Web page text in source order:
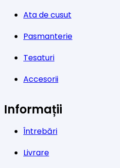
Ata de cusut
Pasmanterie
Tesaturi
Accesorii
Informații
Întrebări
Livrare